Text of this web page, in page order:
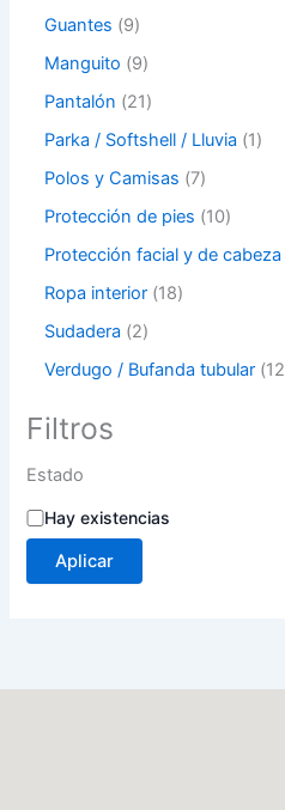
Guantes
9
Manguito
9
Pantalón
21
Parka / Softshell / Lluvia
1
Polos y Camisas
7
Protección de pies
10
Protección facial y de cabeza
Ropa interior 18
Sudadera
2
Verdugo / Bufanda tubular 12
Filtros
Estado
Hay existencias
Aplicar